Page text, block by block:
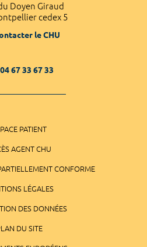
Doyen Giraud
cedex 5
le CHU
04 67 33 67 33
PATIENT
AGENT CHU
CONFORME
LÉGALES
DES DONNÉES
DU SITE